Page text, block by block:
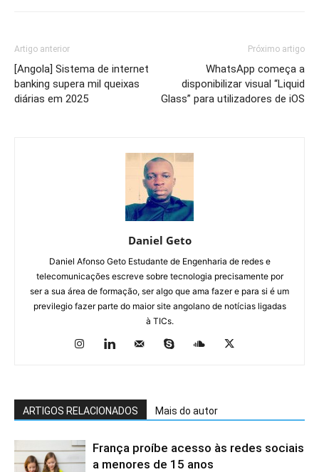
Artigo anterior
[Angola] Sistema de internet
banking supera mil queixas
diárias em 2025
Próximo artigo
WhatsApp começa a
disponibilizar visual “Liquid
Glass” para utilizadores de iOS
Daniel Geto
Daniel Afonso Geto Estudante de Engenharia de redes e
telecomunicações escreve sobre tecnologia precisamente por
ser a sua área de formação, ser algo que ama fazer e para si é um
previlegio fazer parte do maior site angolano de notícias ligadas
à TICs.
ARTIGOS RELACIONADOS Mais do autor
França proíbe acesso às redes sociais
a menores de 15 anos